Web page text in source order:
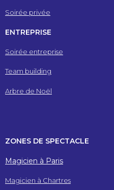
Soirée privée
ENTREPRISE
Soirée entreprise
Team building
Arbre de Noël
ZONES DE SPECTACLE
Magicien à Paris
Magicien à Chartres